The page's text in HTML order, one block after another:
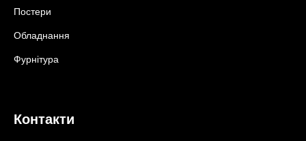
Постери
Обладнання
Фурнітура
Контакти